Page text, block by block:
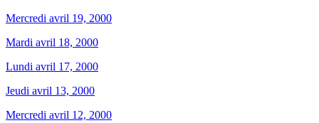
Mercredi avril 19, 2000
Mardi avril 18, 2000
Lundi avril 17, 2000
Jeudi avril 13, 2000
Mercredi avril 12, 2000